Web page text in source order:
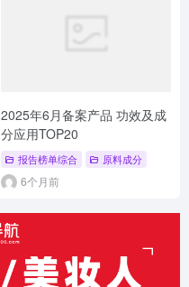
2025年6月备案产品 功效及成
分应用TOP20
报告榜单综合 原料成分
6个月前